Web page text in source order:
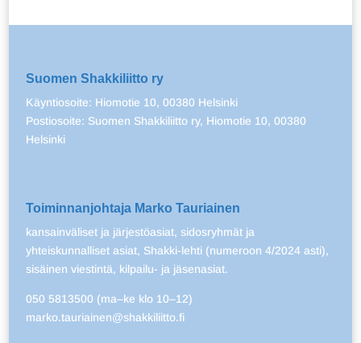
Suomen Shakkiliitto ry
Käyntiosoite: Hiomotie 10, 00380 Helsinki
Postiosoite: Suomen Shakkiliitto ry, Hiomotie 10, 00380
Helsinki
Toiminnanjohtaja Marko Tauriainen
kansainväliset ja järjestöasiat, sidosryhmät ja
yhteiskunnalliset asiat, Shakki-lehti (numeroon 4/2024 asti),
sisäinen viestintä, kilpailu- ja jäsenasiat.
050 5813500 (ma–ke klo 10–12)
marko.tauriainen@shakkiliitto.fi